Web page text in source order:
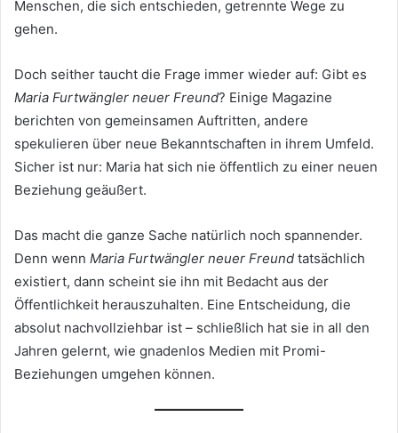
Menschen, die sich entschieden, getrennte Wege zu
gehen.
Doch seither taucht die Frage immer wieder auf: Gibt es
Maria Furtwängler neuer Freund? Einige Magazine
berichten von gemeinsamen Auftritten, andere
spekulieren über neue Bekanntschaften in ihrem Umfeld.
Sicher ist nur: Maria hat sich nie öffentlich zu einer neuen
Beziehung geäußert.
Das macht die ganze Sache natürlich noch spannender.
Denn wenn Maria Furtwängler neuer Freund tatsächlich
existiert, dann scheint sie ihn mit Bedacht aus der
Öffentlichkeit herauszuhalten. Eine Entscheidung, die
absolut nachvollziehbar ist – schließlich hat sie in all den
Jahren gelernt, wie gnadenlos Medien mit Promi-
Beziehungen umgehen können.